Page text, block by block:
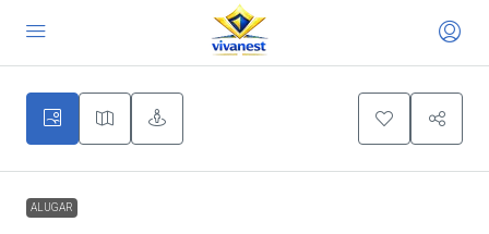
30
ALUGAR